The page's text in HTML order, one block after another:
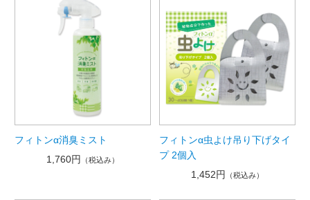
フィトンα消臭ミスト
1,760円 （税込み）
フィトンα虫よけ吊り下げタイ
プ 2個入
1,452円
（税込み）